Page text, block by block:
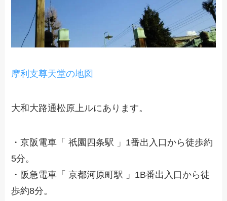
摩利支尊天堂の地図
大和大路通松原上ルにあります。
・京阪電車「 祇園四条駅 」1番出入口から徒歩約
5分。
・阪急電車「 京都河原町駅 」1B番出入口から徒
歩約8分。